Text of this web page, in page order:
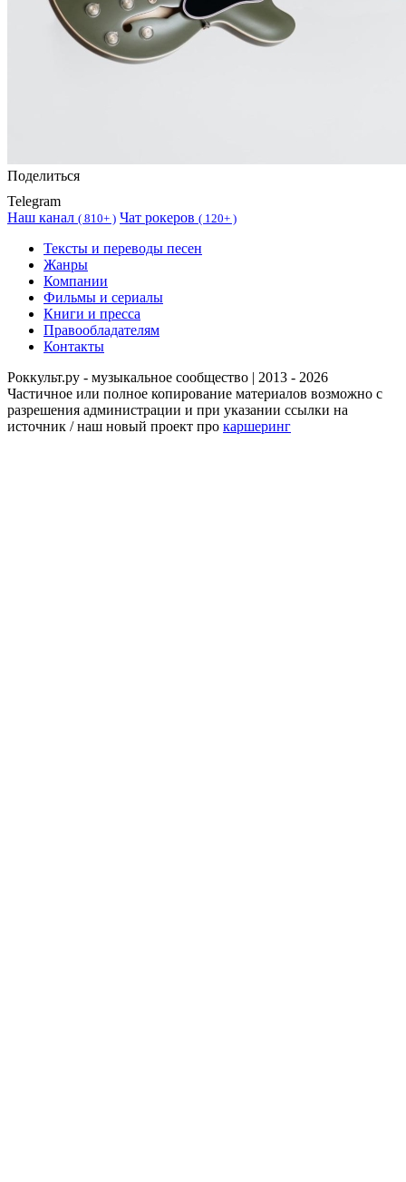
Поделиться
Telegram
Наш канал ( 810+ ) Чат рокеров ( 120+ )
Тексты и переводы песен
Жанры
Компании
Фильмы и сериалы
Книги и пресса
Правообладателям
Контакты
Роккульт.ру - музыкальное сообщество | 2013 - 2026
Частичное или полное копирование материалов возможно с
разрешения администрации и при указании ссылки на
источник / наш новый проект про каршеринг